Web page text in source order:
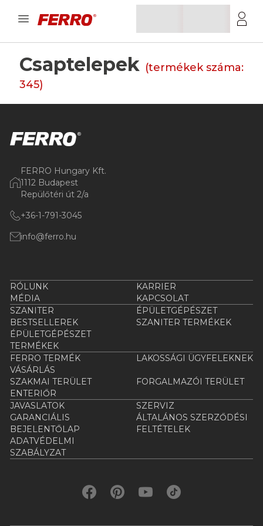
Csaptelepek (termékek száma:
345)
FERRO Hungary Kft.
1112 Budapest
Repülőtéri út 2/a
+36-1-791-3045
info@ferro.hu
RÓLUNK
KARRIER
MÉDIA
KAPCSOLAT
SZANITER
ÉPÜLETGÉPÉSZET
BESTSELLEREK
SZANITER TERMÉKEK
ÉPÜLETGÉPÉSZET
TERMÉKEK
FERRO TERMÉK
VÁSÁRLÁS
LAKOSSÁGI ÜGYFELEKNEK
SZAKMAI TERÜLET
FORGALMAZÓI TERÜLET
ENTERIŐR
JAVASLATOK
SZERVIZ
GARANCIÁLIS
BEJELENTŐLAP
ÁLTALÁNOS SZERZŐDÉSI
FELTÉTELEK
ADATVÉDELMI
SZABÁLYZAT